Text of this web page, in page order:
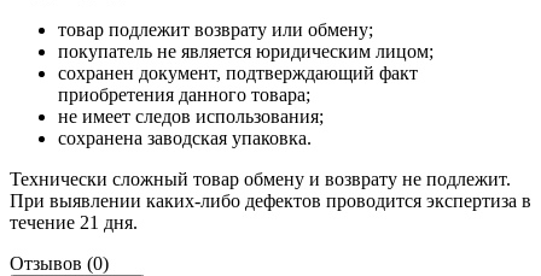
товар подлежит возврату или обмену;
покупатель не является юридическим лицом;
сохранен документ, подтверждающий факт
приобретения данного товара;
не имеет следов использования;
сохранена заводская упаковка.
Технически сложный товар обмену и возврату не подлежит.
При выявлении каких-либо дефектов проводится экспертиза в
течение 21 дня.
Отзывов (0)